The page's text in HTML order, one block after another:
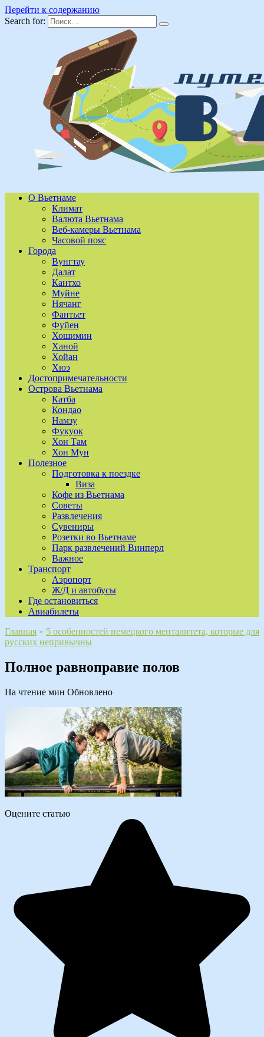
Перейти к содержанию
Search for:
О Вьетнаме
Климат
Валюта Вьетнама
Веб-камеры Вьетнама
Часовой пояс
Города
Вунгтау
Далат
Кантхо
Муйне
Нячанг
Фантьет
Фуйен
Хошимин
Ханой
Хойан
Хюэ
Достопримечательности
Острова Вьетнама
Катба
Кондао
Намзу
Фукуок
Хон Там
Хон Мун
Полезное
Подготовка к поездке
Виза
Кофе из Вьетнама
Советы
Развлечения
Сувениры
Розетки во Вьетнаме
Парк развлечений Винперл
Важное
Транспорт
Аэропорт
Ж/Д и автобусы
Где остановиться
Авиабилеты
Главная » 5 особенностей немецкого менталитета, которые для
русских непривычны
Полное равноправие полов
На чтение мин Обновлено
Оцените статью